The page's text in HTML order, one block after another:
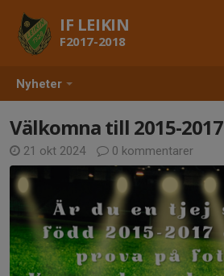
Nyheter
IF LEIKIN
F2017-2018
Välkomna till 2015-2017
21 okt 2024 0 kommentarer